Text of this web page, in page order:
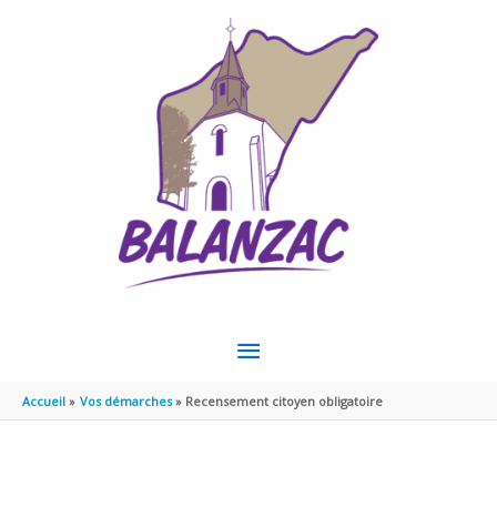
MENU
PRINCIPAL
Accueil Vos démarches Recensement citoyen obligatoire